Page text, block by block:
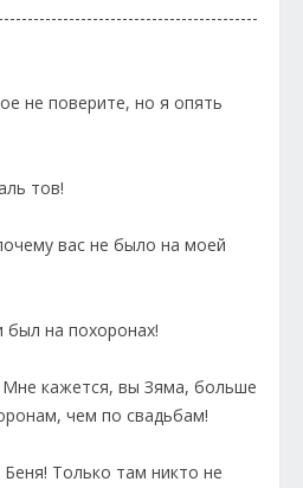
не поверите, но я опять
тов!
вас не было на моей
был на похоронах!
Мне кажется, вы Зяма, больше
чем по свадьбам!
Только там никто не